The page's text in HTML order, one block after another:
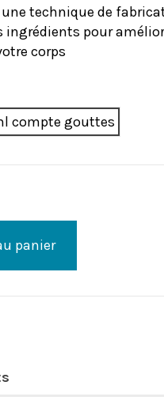
technique de
pour
corps
compte gouttes
panier